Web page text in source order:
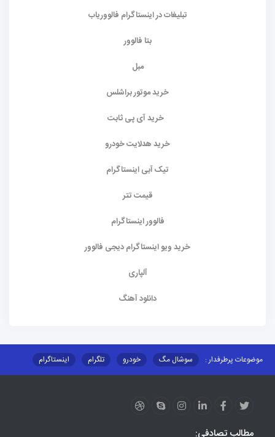
تبلیغات در اینستاگرام فالووریاب
بتا فالوور
مبل
خرید موتور براشلس
خرید آی پی ثابت
خرید هدلایت خودرو
تیک آبی اینستاگرام
قیمت تتر
فالوور اینستاگرام
خرید ویو اینستاگرام دیجی فالوور
آلپاری
دانلود آهنگ
موضوعات پرطرفدار : سوشال مگ خودرو تلگرام
اینستاگرام
مطالب تصادفی: